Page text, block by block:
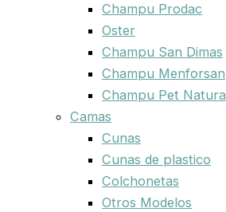
Champu Prodac
Oster
Champu San Dimas
Champu Menforsan
Champu Pet Natura
Camas
Cunas
Cunas de plastico
Colchonetas
Otros Modelos